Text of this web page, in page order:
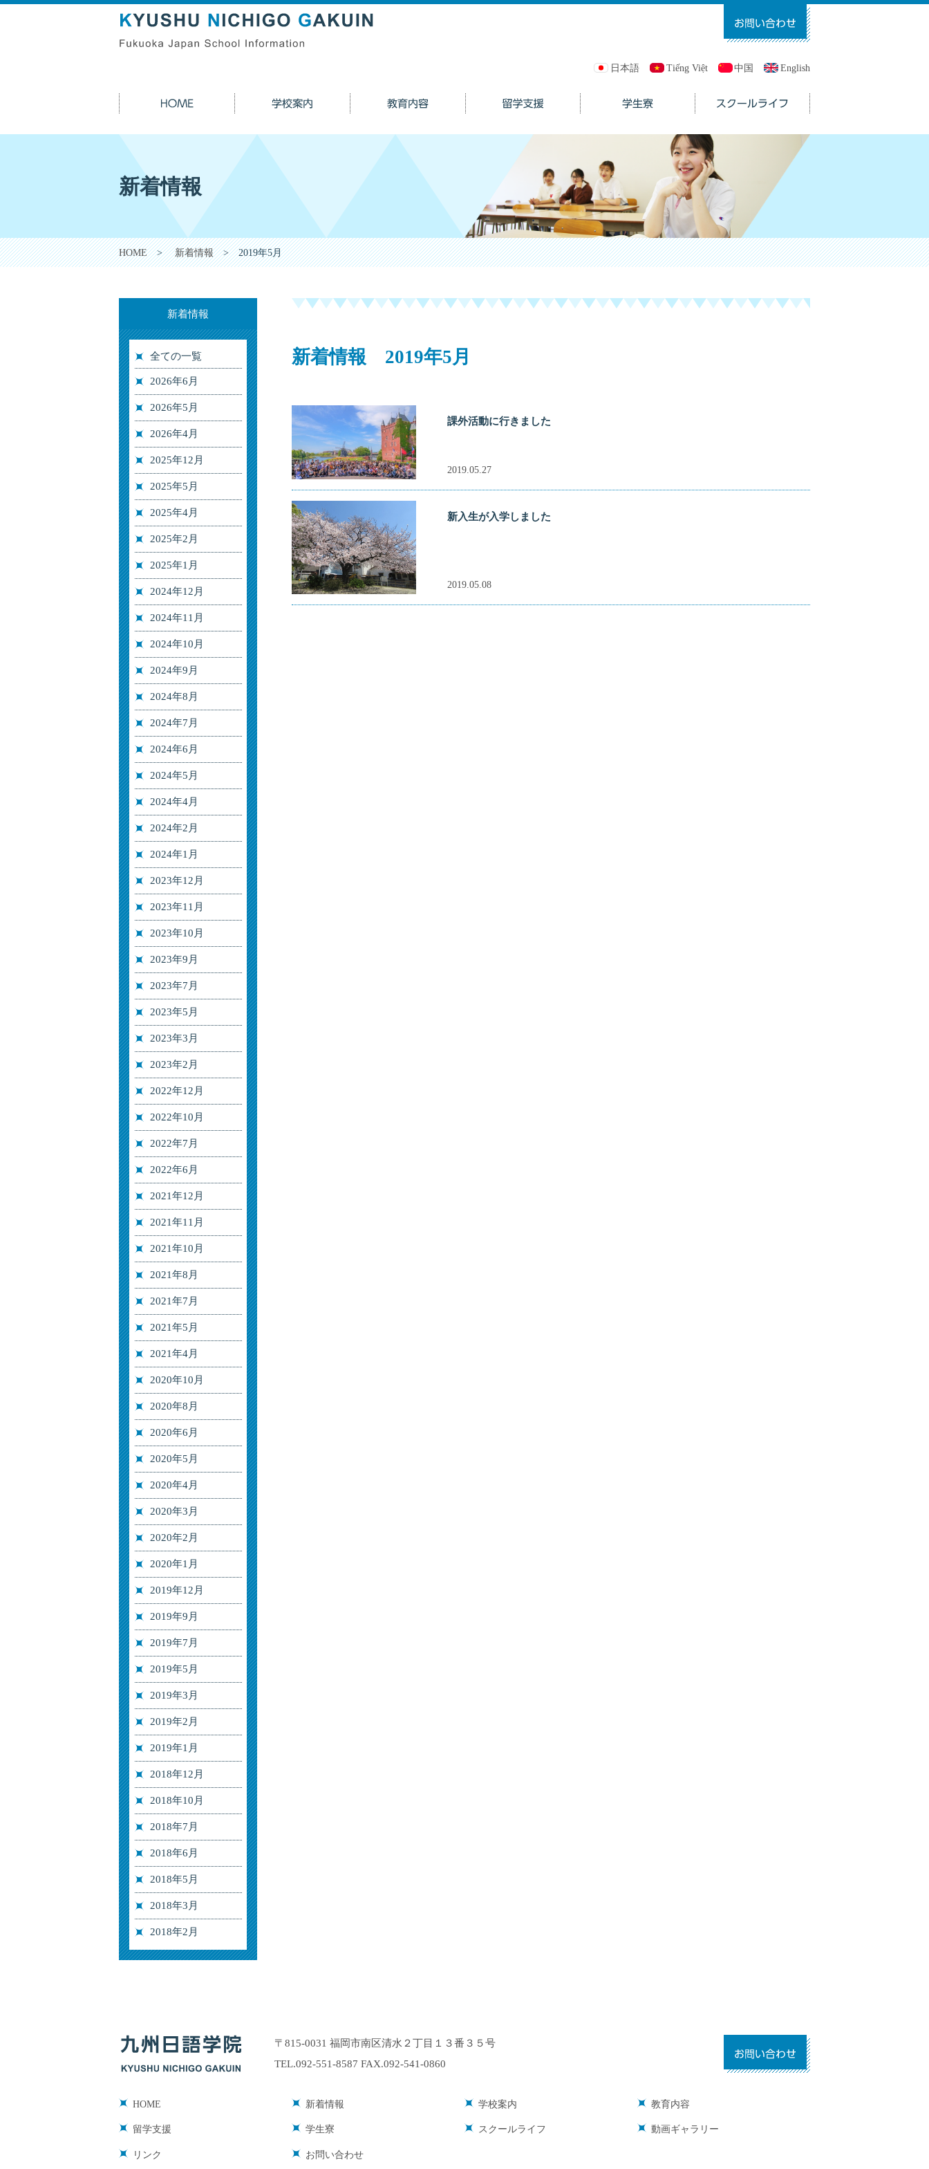
日本語 Tiếng Việt 中国 English
新着情報
HOME>新着情報> 2019年5月
新着情報
全ての一覧
2026年6月
2026年5月
2026年4月
2025年12月
2025年5月
2025年4月
2025年2月
2025年1月
2024年12月
2024年11月
2024年10月
2024年9月
2024年8月
2024年7月
2024年6月
2024年5月
2024年4月
2024年2月
2024年1月
2023年12月
2023年11月
2023年10月
2023年9月
2023年7月
2023年5月
2023年3月
2023年2月
2022年12月
2022年10月
2022年7月
2022年6月
2021年12月
2021年11月
2021年10月
2021年8月
2021年7月
2021年5月
2021年4月
2020年10月
2020年8月
2020年6月
2020年5月
2020年4月
2020年3月
2020年2月
2020年1月
2019年12月
2019年9月
2019年7月
2019年5月
2019年3月
2019年2月
2019年1月
2018年12月
2018年10月
2018年7月
2018年6月
2018年5月
2018年3月
2018年2月
新着情報 2019年5月
課外活動に行きました
2019.05.27
新入生が入学しました
2019.05.08
〒815-0031 福岡市南区清水２丁目１３番３５号
TEL.092-551-8587 FAX.092-541-0860
HOME 新着情報 学校案内 教育内容
留学支援 学生寮 スクールライフ 動画ギャラリー
リンク お問い合わせ